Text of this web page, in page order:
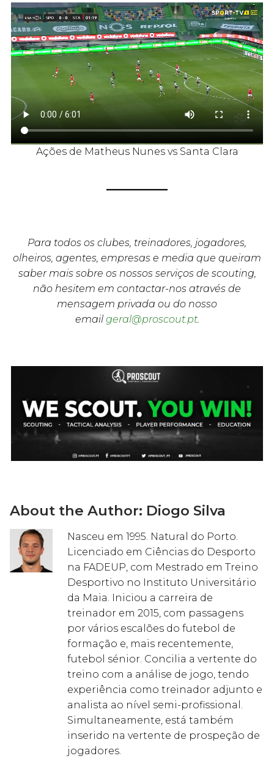
Ações de Matheus Nunes vs Santa Clara
Para todos os clubes, treinadores, jogadores,
olheiros, agentes, empresas e media que queiram
saber mais sobre os nossos serviços de scouting,
não hesitem em contactar-nos através de
mensagem privada ou do nosso
email geral@proscout.pt.
About the Author: Diogo Silva
Nasceu em 1995. Natural do Porto.
Licenciado em Ciências do Desporto
na FADEUP, com Mestrado em Treino
Desportivo no Instituto Universitário
da Maia. Iniciou a carreira de
treinador em 2015, com passagens
por vários escalões do futebol de
formação e, mais recentemente,
futebol sénior. Concilia a vertente do
treino com a análise de jogo, tendo
experiência como treinador adjunto e
analista ao nível semi-profissional.
Simultaneamente, está também
inserido na vertente de prospeção de
jogadores.